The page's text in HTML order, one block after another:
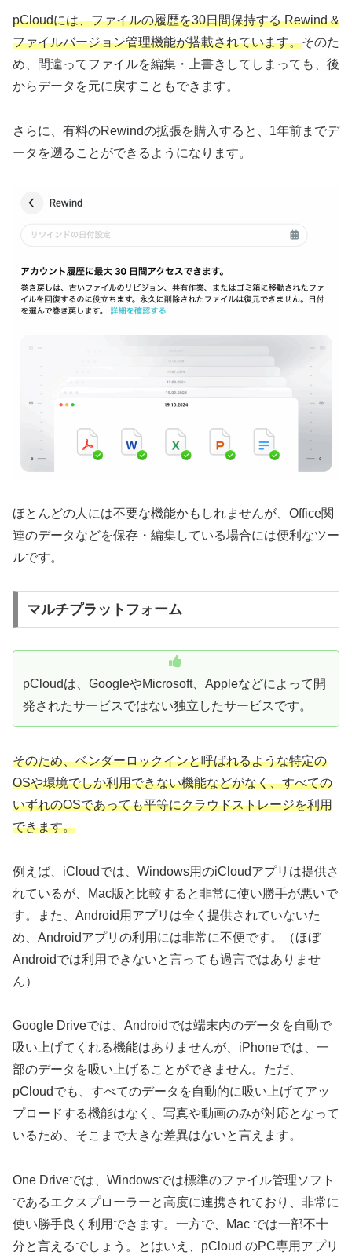
pCloudには、ファイルの履歴を30日間保持する Rewind &
ファイルバージョン管理機能が搭載されています。そのた
め、間違ってファイルを編集・上書きしてしまっても、後
からデータを元に戻すこともできます。
さらに、有料のRewindの拡張を購入すると、1年前までデ
ータを遡ることができるようになります。
ほとんどの人には不要な機能かもしれませんが、Office関
連のデータなどを保存・編集している場合には便利なツー
ルです。
マルチプラットフォーム
pCloudは、GoogleやMicrosoft、Appleなどによって開
発されたサービスではない独立したサービスです。
そのため、ベンダーロックインと呼ばれるような特定の
OSや環境でしか利用できない機能などがなく、すべての
いずれのOSであっても平等にクラウドストレージを利用
できます。
例えば、iCloudでは、Windows用のiCloudアプリは提供さ
れているが、Mac版と比較すると非常に使い勝手が悪いで
す。また、Android用アプリは全く提供されていないた
め、Androidアプリの利用には非常に不便です。（ほぼ
Androidでは利用できないと言っても過言ではありませ
ん）
Google Driveでは、Androidでは端末内のデータを自動で
吸い上げてくれる機能はありませんが、iPhoneでは、一
部のデータを吸い上げることができません。ただ、
pCloudでも、すべてのデータを自動的に吸い上げてアッ
プロードする機能はなく、写真や動画のみが対応となって
いるため、そこまで大きな差異はないと言えます。
One Driveでは、Windowsでは標準のファイル管理ソフト
であるエクスプローラーと高度に連携されており、非常に
使い勝手良く利用できます。一方で、Mac では一部不十
分と言えるでしょう。とはいえ、pCloud のPC専用アプリ